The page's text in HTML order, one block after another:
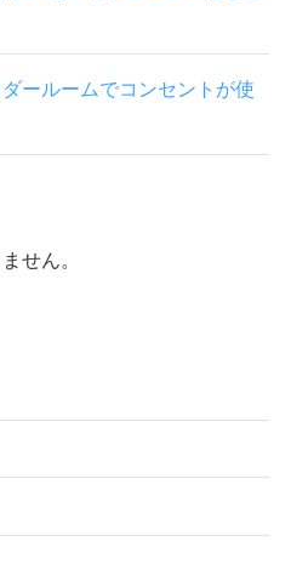
ールームでコンセントが使
せん。